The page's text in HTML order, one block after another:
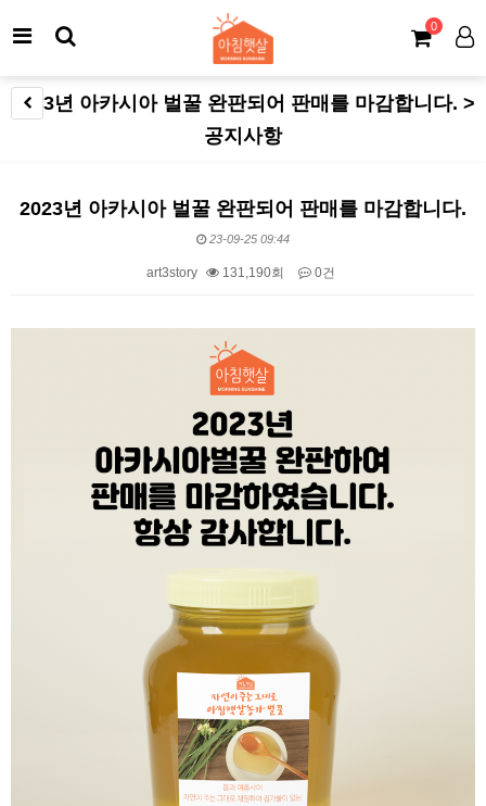
0
2023년 아카시아 벌꿀 완판되어 판매를 마감합니다. >
공지사항
2023년 아카시아 벌꿀 완판되어 판매를 마감합니다.
23-09-25 09:44
art3story 131,190회 0건
본문